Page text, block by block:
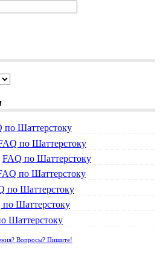
по Шаттерстоку
по Шаттерстоку
FAQ по Шаттерстоку
по Шаттерстоку
по Шаттерстоку
по Шаттерстоку
Шаттерстоку
Вопросы? Пишите!